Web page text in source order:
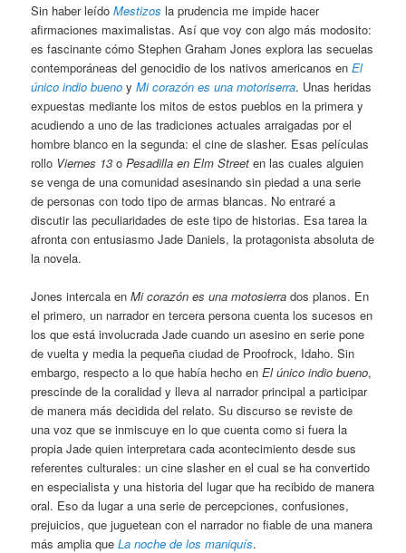
Sin haber leídoMestizos la prudencia me impide hacer
afirmaciones maximalistas. Así que voy con algo más modosito:
es fascinante cómo Stephen Graham Jones explora las secuelas
contemporáneas del genocidio de los nativos americanos enEl
único indio bueno yMi corazón es una motoriserra. Unas heridas
expuestas mediante los mitos de estos pueblos en la primera y
acudiendo a uno de las tradiciones actuales arraigadas por el
hombre blanco en la segunda: el cine de slasher. Esas películas
rollo Viernes 13 oPesadilla en Elm Street en las cuales alguien
se venga de una comunidad asesinando sin piedad a una serie
de personas con todo tipo de armas blancas. No entraré a
discutir las peculiaridades de este tipo de historias. Esa tarea la
afronta con entusiasmo Jade Daniels, la protagonista absoluta de
la novela.
Jones intercala enMi corazón es una motosierra dos planos. En
el primero, un narrador en tercera persona cuenta los sucesos en
los que está involucrada Jade cuando un asesino en serie pone
de vuelta y media la pequeña ciudad de Proofrock, Idaho. Sin
embargo, respecto a lo que había hecho enEl único indio bueno,
prescinde de la coralidad y lleva al narrador principal a participar
de manera más decidida del relato. Su discurso se reviste de
una voz que se inmiscuye en lo que cuenta como si fuera la
propia Jade quien interpretara cada acontecimiento desde sus
referentes culturales: un cine slasher en el cual se ha convertido
en especialista y una historia del lugar que ha recibido de manera
oral. Eso da lugar a una serie de percepciones, confusiones,
prejuicios, que juguetean con el narrador no fiable de una manera
más amplia queLa noche de los maniquís.